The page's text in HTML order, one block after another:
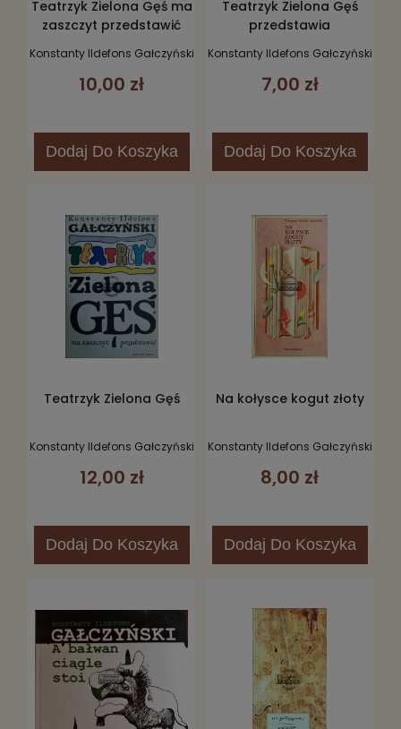
Teatrzyk Zielona Gęś ma
zaszczyt przedstawić
Konstanty Ildefons Gałczyński
10,00 zł
Dodaj Do Koszyka
Teatrzyk Zielona Gęś
przedstawia
Konstanty Ildefons Gałczyński
7,00 zł
Dodaj Do Koszyka
Teatrzyk Zielona Gęś
Konstanty Ildefons Gałczyński
12,00 zł
Dodaj Do Koszyka
Na kołysce kogut złoty
Konstanty Ildefons Gałczyński
8,00 zł
Dodaj Do Koszyka